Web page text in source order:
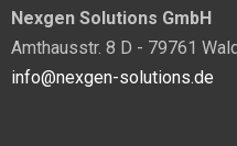
Nexgen Solutions GmbH
Amthausstr. 8 D - 79761
info@nexgen-solutions.de